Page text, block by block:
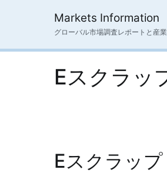
ス
Markets Information
グローバル市場調査レポートと産
Eスクラッ
Eスクラッ